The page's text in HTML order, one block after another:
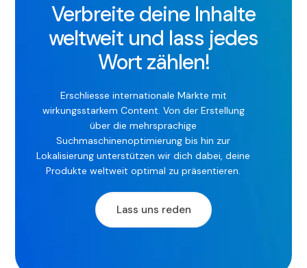
Verbreite deine Inhalte
weltweit und lass jedes
Wort zählen!
Erschliesse internationale Märkte mit
wirkungsstarkem Content. Von der Erstellung
über die mehrsprachige
Suchmaschinenoptimierung bis hin zur
Lokalisierung unterstützen wir dich dabei, deine
Produkte weltweit optimal zu präsentieren.
Lass uns reden